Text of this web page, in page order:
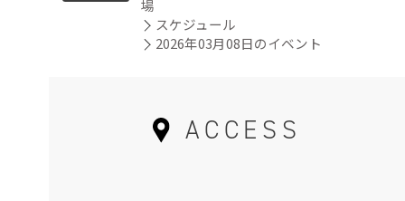
場
スケジュール
2026年03月08日のイベント
ACCESS